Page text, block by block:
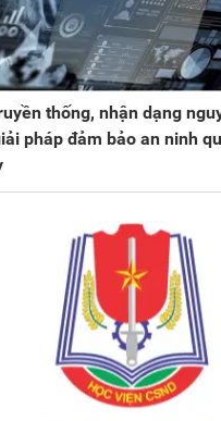
thống, nhận dạng
pháp đảm bảo an ninh